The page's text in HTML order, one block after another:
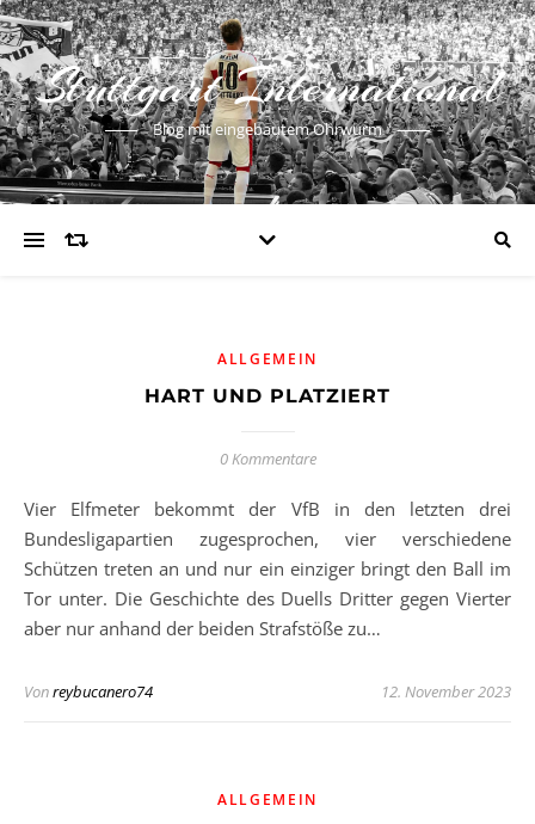
Stuttgart International
Blog mit eingebautem Ohrwurm
ALLGEMEIN
HART UND PLATZIERT
0 Kommentare
Vier Elfmeter bekommt der VfB in den letzten drei
Bundesligapartien zugesprochen, vier verschiedene
Schützen treten an und nur ein einziger bringt den Ball im
Tor unter. Die Geschichte des Duells Dritter gegen Vierter
aber nur anhand der beiden Strafstöße zu…
Vonreybucanero74 12. November 2023
ALLGEMEIN